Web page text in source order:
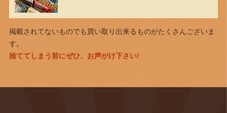
掲載されてないものでも買い取り出来るものがたくさんございま
す。
捨ててしまう前にぜひ、お声がけ下さい!